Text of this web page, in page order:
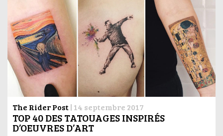
The Rider Post| 14 septembre 2017
TOP 40 DES TATOUAGES INSPIRÉS
D’OEUVRES D’ART